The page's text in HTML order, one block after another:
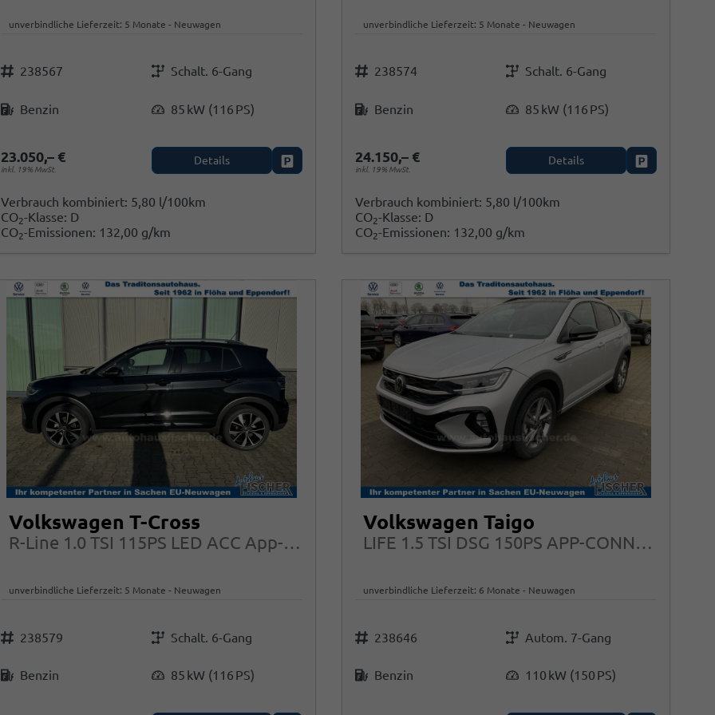
unverbindliche Lieferzeit: 5 Monate Neuwagen
Fahrzeugnr.
238567
Getriebe
Schalt. 6-Gang
Benzin 85 kW (116 PS)
23.050,– €
inkl. 19% MwSt.
Details Fahrzeug parken
Verbrauch kombiniert: 5,80 l/100km
CO2-Klasse: D
CO2-Emissionen: 132,00 g/km
unverbindliche Lieferzeit: 5 Monate Neuwagen
Fahrzeugnr.
238574
Getriebe
Schalt. 6-Gang
Benzin 85 kW (116 PS)
24.150,– €
inkl. 19% MwSt.
Details
Verbrauch kombiniert: 5,80 l/100km
CO2-Klasse: D
CO2-Emissionen: 132,00 g/km
Volkswagen T-Cross
R-Line 1.0 TSI 115PS LED ACC App-Connect Side Assist
unverbindliche Lieferzeit: 5 Monate Neuwagen
Fahrzeugnr.
238579
Getriebe
Schalt. 6-Gang
Benzin 85 kW (116 PS)
Volkswagen Taigo
LIFE 1.5 TSI DSG 150PS APP-CONNECT LED 16"ALU
unverbindliche Lieferzeit: 6 Monate Neuwagen
Fahrzeugnr.
238646
Getriebe
Autom. 7-Gang
Benzin 110 kW (150 PS)